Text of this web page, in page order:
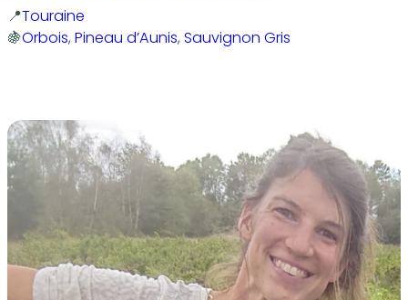
Touraine
Orbois, Pineau d’Aunis, Sauvignon Gris